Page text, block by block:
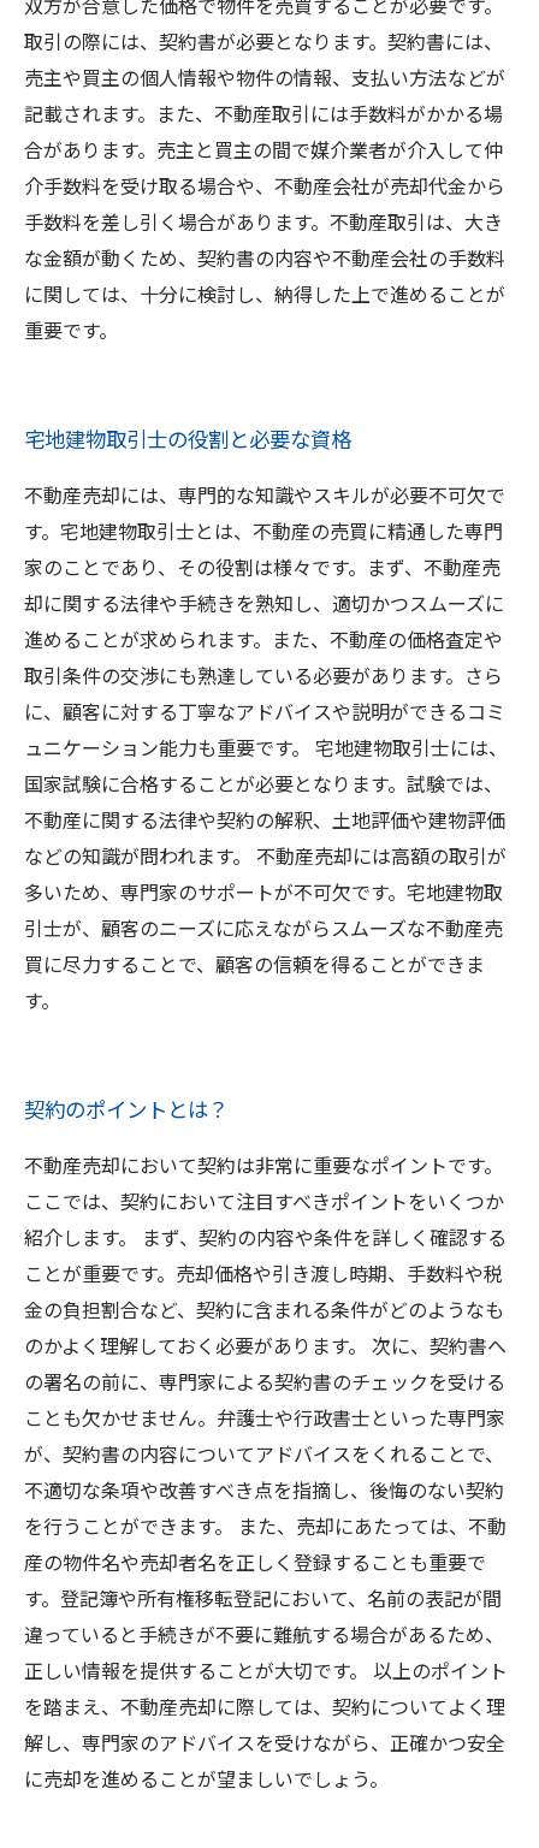
取引の際には、契約書が必要となります。契約書には、
売主や買主の個人情報や物件の情報、支払い方法などが
記載されます。また、不動産取引には手数料がかかる場
合があります。売主と買主の間で媒介業者が介入して仲
介手数料を受け取る場合や、不動産会社が売却代金から
手数料を差し引く場合があります。不動産取引は、大き
な金額が動くため、契約書の内容や不動産会社の手数料
に関しては、十分に検討し、納得した上で進めることが
重要です。
宅地建物取引士の役割と必要な資格
不動産売却には、専門的な知識やスキルが必要不可欠で
す。宅地建物取引士とは、不動産の売買に精通した専門
家のことであり、その役割は様々です。まず、不動産売
却に関する法律や手続きを熟知し、適切かつスムーズに
進めることが求められます。また、不動産の価格査定や
取引条件の交渉にも熟達している必要があります。さら
に、顧客に対する丁寧なアドバイスや説明ができるコミ
ュニケーション能力も重要です。 宅地建物取引士には、
国家試験に合格することが必要となります。試験では、
不動産に関する法律や契約の解釈、土地評価や建物評価
などの知識が問われます。 不動産売却には高額の取引が
多いため、専門家のサポートが不可欠です。宅地建物取
引士が、顧客のニーズに応えながらスムーズな不動産売
買に尽力することで、顧客の信頼を得ることができま
す。
契約のポイントとは？
不動産売却において契約は非常に重要なポイントです。
ここでは、契約において注目すべきポイントをいくつか
紹介します。 まず、契約の内容や条件を詳しく確認する
ことが重要です。売却価格や引き渡し時期、手数料や税
金の負担割合など、契約に含まれる条件がどのようなも
のかよく理解しておく必要があります。 次に、契約書へ
の署名の前に、専門家による契約書のチェックを受ける
ことも欠かせません。弁護士や行政書士といった専門家
が、契約書の内容についてアドバイスをくれることで、
不適切な条項や改善すべき点を指摘し、後悔のない契約
を行うことができます。 また、売却にあたっては、不動
産の物件名や売却者名を正しく登録することも重要で
す。登記簿や所有権移転登記において、名前の表記が間
違っていると手続きが不要に難航する場合があるため、
正しい情報を提供することが大切です。 以上のポイント
を踏まえ、不動産売却に際しては、契約についてよく理
解し、専門家のアドバイスを受けながら、正確かつ安全
に売却を進めることが望ましいでしょう。